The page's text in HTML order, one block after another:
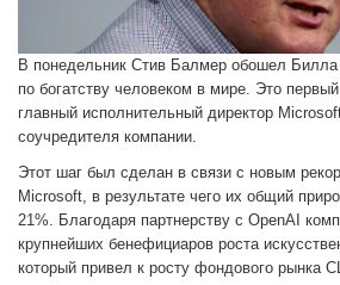
В понедельник Стив Балмер обошел
по богатству человеком в мире. Это
главный исполнительный директор
соучредителя компании.
Этот шаг был сделан в связи с новым
Microsoft, в результате чего их общий
21%. Благодаря партнерству с OpenAI
крупнейших бенефициаров роста
который привел к росту фондового рынка